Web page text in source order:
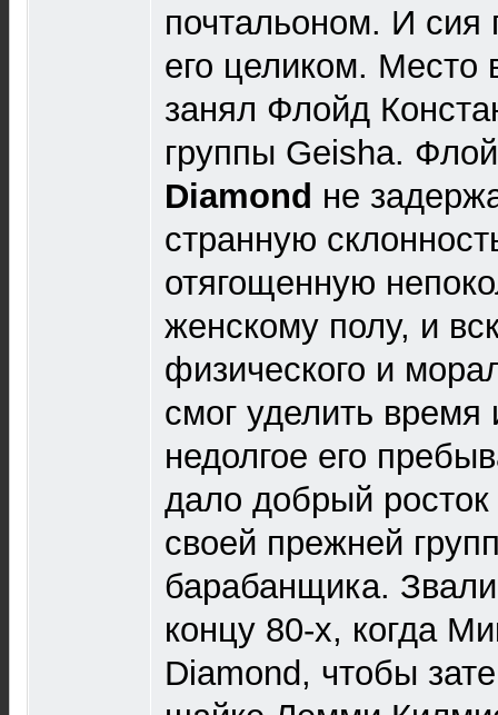
почтальоном. И сия
его целиком. Место
занял Флойд
группы Geisha.
Diamond не
странную
отягощенную
женскому полу, и
физического и
смог уделить
недолгое его
дало добрый
своей прежней
барабанщика.
концу 80-х, когда
Diamond, чтобы